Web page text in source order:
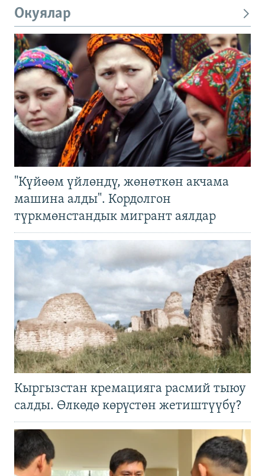
Окуялар
"Күйөөм үйлөндү, жөнөткөн акчама
машина алды". Кордолгон
түркмөнстандык мигрант аялдар
Кыргызстан кремацияга расмий тыюу
салды. Өлкөдө көрүстөн жетиштүүбү?